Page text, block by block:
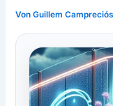
VonGuillem